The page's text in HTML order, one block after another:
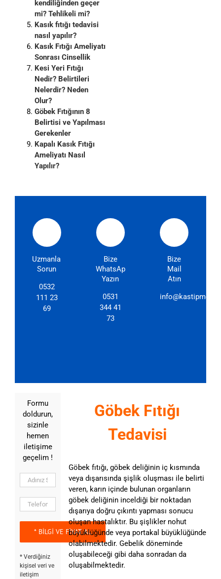
kendiliğinden geçer
mi? Tehlikeli mi?
Kasık fıtığı tedavisi
nasıl yapılır?
Kasık Fıtığı Ameliyatı
Sonrası Cinsellik
Kesi Yeri Fıtığı
Nedir? Belirtileri
Nelerdir? Neden
Olur?
Göbek Fıtığının 8
Belirtisi ve Yapılması
Gerekenler
Kapalı Kasık Fıtığı
Ameliyatı Nasıl
Yapılır?
Uzmanlarımıza
Sorun
0532
111 23
69
Bize
WhatsApp'dan
Yazın
0531
344 41
73
Bize
Mail
Atın
Formu
doldurun,
sizinle
hemen
iletişime
geçelim !
* Verdiğiniz
kişisel veri ve
iletişim
Göbek Fıtığı
Tedavisi
Göbek fıtığı, göbek deliğinin iç kısmında
veya dışarısında şişlik oluşması ile belirti
veren, karın içinde bulunan organların
göbek deliğinin inceldiği bir noktadan
dışarıya doğru çıkıntı yapması sonucu
oluşan hastalıktır. Bu şişlikler nohut
büyüklüğünde veya portakal büyüklüğünde
olabilmektedir. Gebelik döneminde
oluşabileceği gibi daha sonradan da
oluşabilmektedir.